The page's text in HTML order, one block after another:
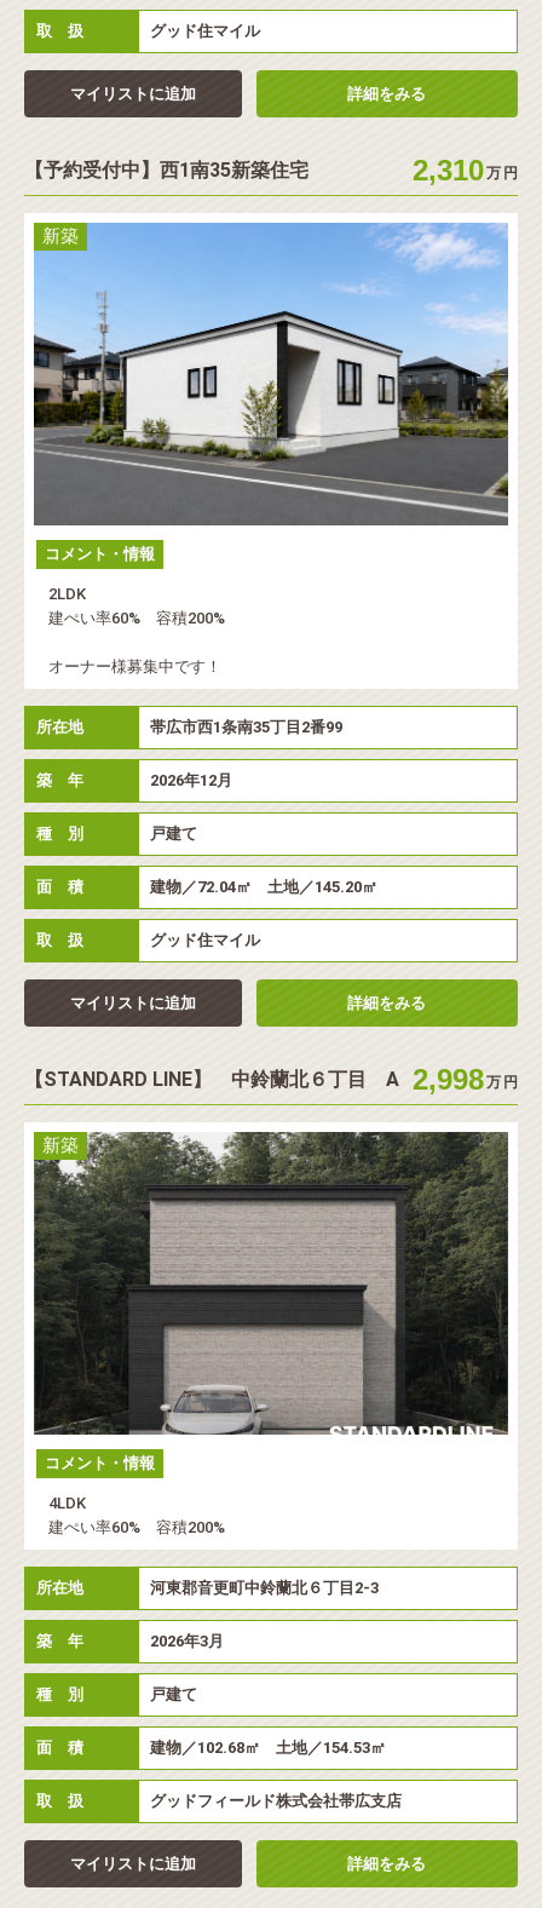
取 扱 グッド住マイル
マイリストに追加 詳細をみる
【予約受付中】西1南35新築住宅 2,310万 円
新築
コメント・情報
2LDK
建ぺい率60% 容積200%
オーナー様募集中です！
所在地 帯広市西1条南35丁目2番99
築 年 2026年12月
種 別 戸建て
面 積 建物／72.04㎡ 土地／145.20㎡
取 扱 グッド住マイル
マイリストに追加 詳細をみる
【STANDARD LINE】 中鈴蘭北６丁目 A 2,998万 円
新築
コメント・情報
4LDK
建ぺい率60% 容積200%
所在地 河東郡音更町中鈴蘭北６丁目2-3
築 年 2026年3月
種 別 戸建て
面 積 建物／102.68㎡ 土地／154.53㎡
取 扱 グッドフィールド株式会社帯広支店
マイリストに追加 詳細をみる